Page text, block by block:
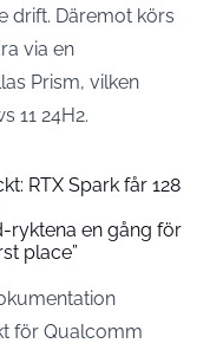
drift. Däremot körs
via en
Prism, vilken
11 24H2.
RTX Spark får 128
ryktena en gång för
place”
för Qualcomm